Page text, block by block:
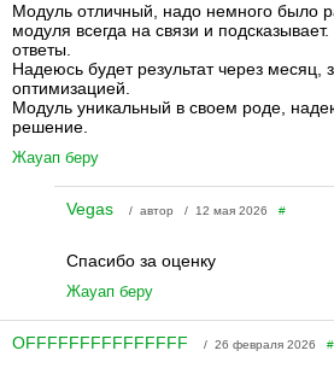
Модуль отличный, надо немного было
модуля всегда на связи и
ответы.
Надеюсь будет результат через месяц,
оптимизацией.
Модуль уникальный в своем роде,
решение.
Жауап беру
Vegas / автор / 12 мая 2026 #
Спасибо за оценку
Жауап беру
OFFFFFFFFFFFFFFF / 26 февраля 2026 #